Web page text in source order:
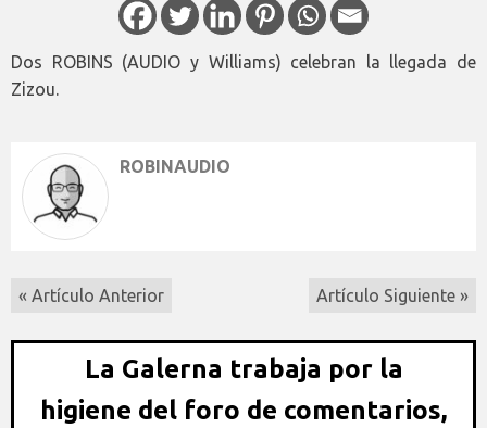
Dos ROBINS (AUDIO y Williams) celebran la llegada de
Zizou.
ROBINAUDIO
« Artículo Anterior Artículo Siguiente »
La Galerna trabaja por la
higiene del foro de comentarios,